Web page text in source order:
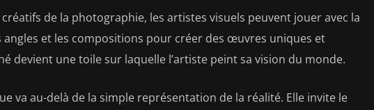
de la photographie, les artistes visuels peuvent jouer avec la
angles et les compositions pour créer des œuvres uniques et
devient une toile sur laquelle l’artiste peint sa vision du monde.
va au-delà de la simple représentation de la réalité. Elle invite le